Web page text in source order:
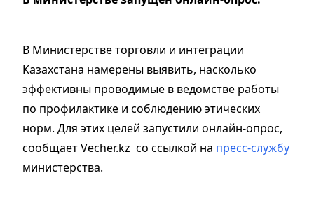
В Министерстве торговли и интеграции
Казахстана намерены выявить, насколько
эффективны проводимые в ведомстве работы
по профилактике и соблюдению этических
норм. Для этих целей запустили онлайн-опрос,
сообщает Vecher.kz со ссылкой на пресс-службу
министерства.